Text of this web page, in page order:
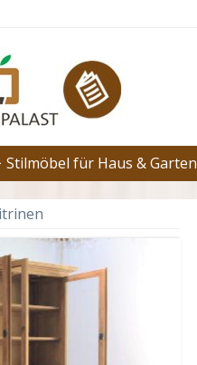
Stilmöbel für Haus & Garten